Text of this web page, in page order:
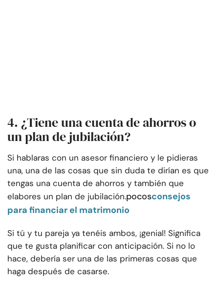
4. ¿Tiene una cuenta de ahorros o
un plan de jubilación?
Si hablaras con un asesor financiero y le pidieras
una, una de las cosas que sin duda te dirían es que
tengas una cuenta de ahorros y también que
elabores un plan de jubilación.pocosconsejos
para financiar el matrimonio
Si tú y tu pareja ya tenéis ambos, ¡genial! Significa
que te gusta planificar con anticipación. Si no lo
hace, debería ser una de las primeras cosas que
haga después de casarse.